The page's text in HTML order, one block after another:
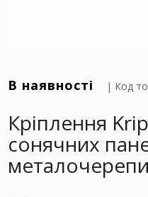
В наявності | Код
Кріплення
сонячних